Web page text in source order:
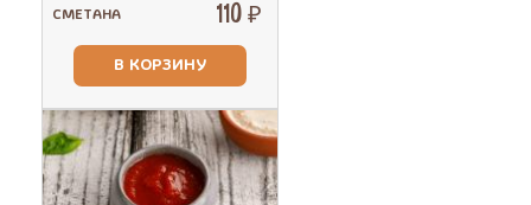
СМЕТАНА 110 ₽
В КОРЗИНУ